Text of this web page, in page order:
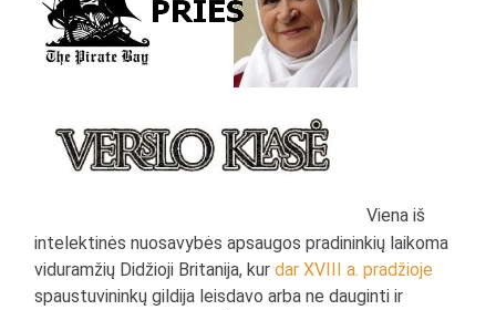
Viena iš
intelektinės nuosavybės apsaugos pradininkių laikoma
viduramžių Didžioji Britanija, kurdar XVIII a. pradžioje
spaustuvininkų gildija leisdavo arba ne dauginti ir